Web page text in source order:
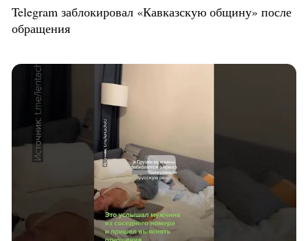
Telegram заблокировал «Кавказскую общину» после
обращения